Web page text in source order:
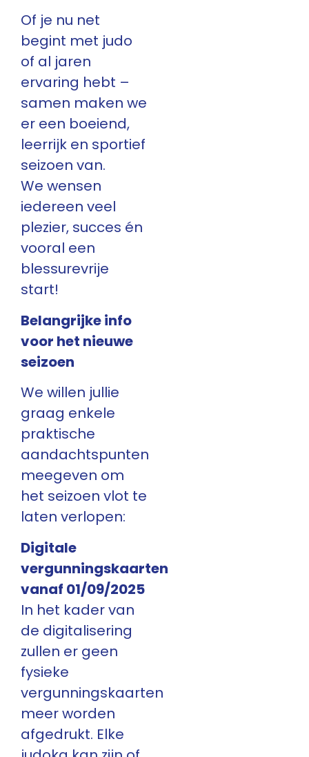
Of je nu net
begint met judo
of al jaren
ervaring hebt –
samen maken we
er een boeiend,
leerrijk en sportief
seizoen van.
We wensen
iedereen veel
plezier, succes én
vooral een
blessurevrije
start!
Belangrijke info
voor het nieuwe
seizoen
We willen jullie
graag enkele
praktische
aandachtspunten
meegeven om
het seizoen vlot te
laten verlopen:
Digitale
vergunningskaarten
vanaf 01/09/2025
In het kader van
de digitalisering
zullen er geen
fysieke
vergunningskaarten
meer worden
afgedrukt. Elke